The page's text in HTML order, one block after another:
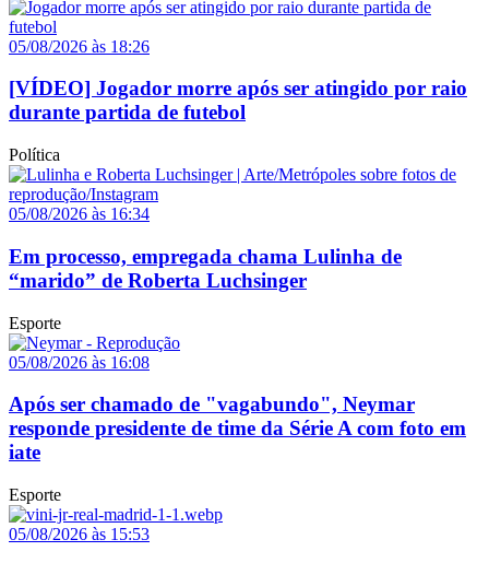
05/08/2026 às 18:26
[VÍDEO] Jogador morre após ser atingido por raio
durante partida de futebol
Política
05/08/2026 às 16:34
Em processo, empregada chama Lulinha de
“marido” de Roberta Luchsinger
Esporte
05/08/2026 às 16:08
Após ser chamado de "vagabundo", Neymar
responde presidente de time da Série A com foto em
iate
Esporte
05/08/2026 às 15:53